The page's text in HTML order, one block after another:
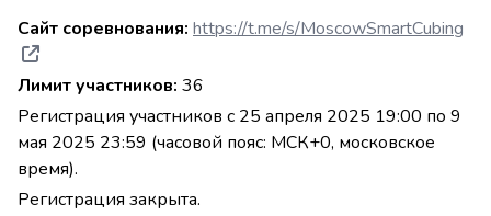
Сайт соревнования: https://t.me/s/MoscowSmartCubing
Лимит участников: 36
Регистрация участников с 25 апреля 2025 19:00 по 9
мая 2025 23:59 (часовой пояс: МСК+0, московское
время).
Регистрация закрыта.